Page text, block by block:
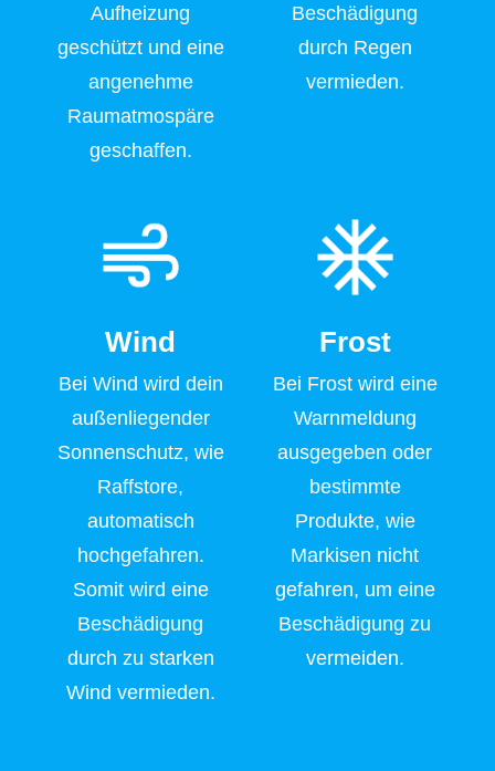
Aufheizung
geschützt und eine
angenehme
Raumatmospäre
geschaffen.
Beschädigung
durch Regen
vermieden.
Wind
Bei Wind wird dein
außenliegender
Sonnenschutz, wie
Raffstore,
automatisch
hochgefahren.
Somit wird eine
Beschädigung
durch zu starken
Wind vermieden.
Frost
Bei Frost wird eine
Warnmeldung
ausgegeben oder
bestimmte
Produkte, wie
Markisen nicht
gefahren, um eine
Beschädigung zu
vermeiden.